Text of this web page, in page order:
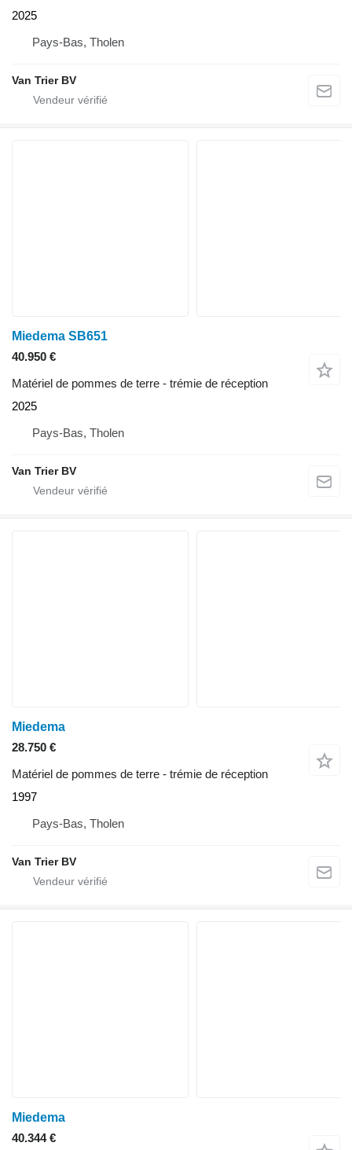
2025
Pays-Bas, Tholen
Van Trier BV
Miedema SB651
40.950 €
Matériel de pommes de terre - trémie de réception
2025
Pays-Bas, Tholen
Van Trier BV
Miedema
28.750 €
Matériel de pommes de terre - trémie de réception
1997
Pays-Bas, Tholen
Van Trier BV
Miedema
40.344 €